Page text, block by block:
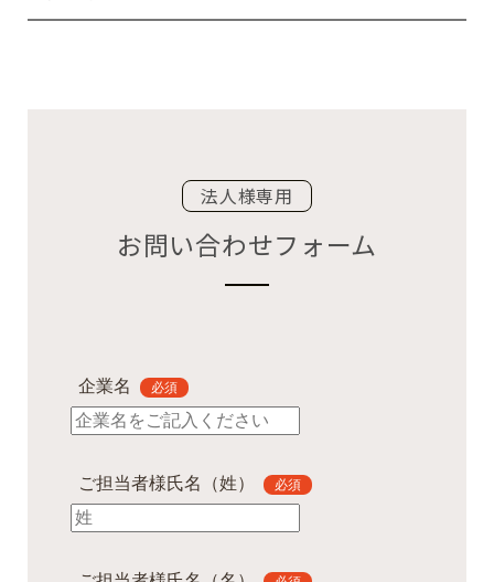
法人様専用
お問い合わせフォーム